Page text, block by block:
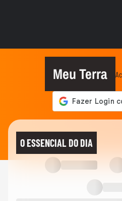
Lamine Yamal
após agressão
Adolescente
durante
COPA DO
Torcedores
confronto
Meu Terra
O ESSENCIAL DO DIA